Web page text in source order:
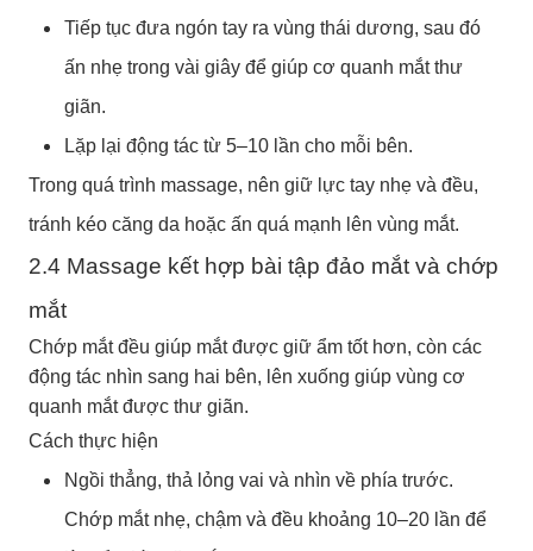
Tiếp tục đưa ngón tay ra vùng thái dương, sau đó
ấn nhẹ trong vài giây để giúp cơ quanh mắt thư
giãn.
Lặp lại động tác từ 5–10 lần cho mỗi bên.
Trong quá trình massage, nên giữ lực tay nhẹ và đều,
tránh kéo căng da hoặc ấn quá mạnh lên vùng mắt.
2.4 Massage kết hợp bài tập đảo mắt và chớp
mắt
Chớp mắt đều giúp mắt được giữ ẩm tốt hơn, còn các
động tác nhìn sang hai bên, lên xuống giúp vùng cơ
quanh mắt được thư giãn.
Cách thực hiện
Ngồi thẳng, thả lỏng vai và nhìn về phía trước.
Chớp mắt nhẹ, chậm và đều khoảng 10–20 lần để